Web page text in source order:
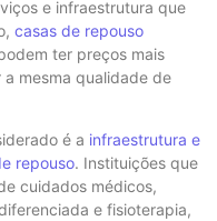
e infraestrutura que
casas de repouso
ter preços mais
mesma qualidade de
é a infraestrutura e
repouso. Instituições que
cuidados médicos,
e fisioterapia,